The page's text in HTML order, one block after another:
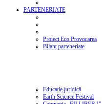
PARTENERIATE
Proiect Eco Provocarea
Bilanț parteneriate
Educație juridică
Earth Science Festival